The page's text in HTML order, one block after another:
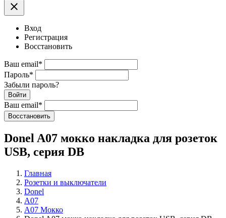
clear
Вход
Регистрация
Восстановить
Ваш email*
Пароль*
Забыли пароль?
Войти
Ваш email*
Воcстановить
Donel A07 мокко накладка для розеток
USB, серия DB
Главная
Розетки и выключатели
Donel
A07
A07 Мокко